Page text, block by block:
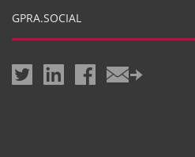
GPRA.SOCIAL